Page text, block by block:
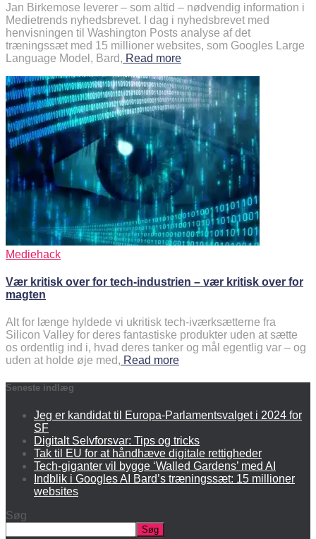
Jan Birkemose leverer – som altid – nødvendig information i
Medietrends nyhedsbrevet. I dag i nyhedsbrevet med
henvisningen til Washington Posts analyse af det
træningssæt med 15 millioner websites, som Googles Large
Language Model, Bard, Read more
Mediehack
Vær kritisk over for tech-industrien – vær kritisk over for
magten
Alt for længe hyldede vi ukritisk tech-iværksætterne fra
Silicon Valley for deres fantastiske produkter uden at sætte
os ordentlig ind i, hvad deres tanker og mål egentlig var – og
uden at holde øje med, Read more
Seneste indlæg
Jeg er kandidat til Europa-Parlamentsvalget i 2024 for
SF
Digitalt Selvforsvar: Tips og tricks
Tak til EU for at håndhæve digitale rettigheder
Tech-giganter vil bygge ‘Walled Gardens’ med AI
Indblik i Googles AI Bard’s træningssæt: 15 millioner
websites
Søg
Søg